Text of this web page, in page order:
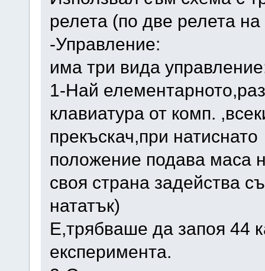
релета (по две релета
-Управление:
има три вида
1-Най
клавиатура от комп.
прекъскач,при натиснато
положение подава маса
своя страна задейства
нататък)
Е,трябваше да запоя 44
експеримента.